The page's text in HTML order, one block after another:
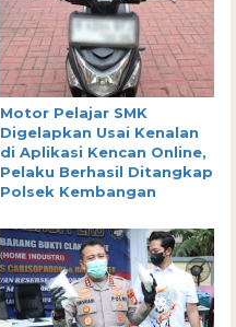
Motor Pelajar SMK
Digelapkan Usai Kenalan
di Aplikasi Kencan Online,
Pelaku Berhasil Ditangkap
Polsek Kembangan